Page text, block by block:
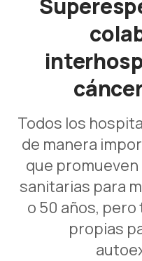
Todos los
de manera
que
sanitarias para
o 50 años,
propias